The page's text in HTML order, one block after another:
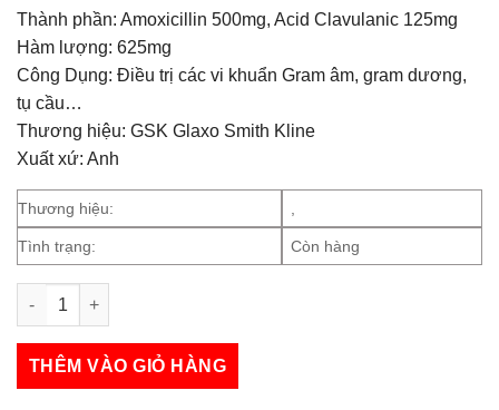
Thành phần: Amoxicillin 500mg, Acid Clavulanic 125mg
Hàm lượng: 625mg
Công Dụng: Điều trị các vi khuẩn Gram âm, gram dương,
tụ cầu…
Thương hiệu: GSK Glaxo Smith Kline
Xuất xứ: Anh
Thương hiệu: ,
Tình trạng: Còn hàng
THÊM VÀO GIỎ HÀNG